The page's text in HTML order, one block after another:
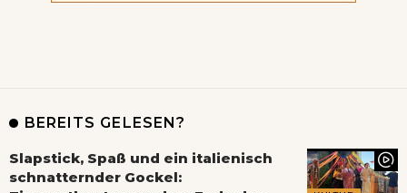
BEREITS GELESEN?
Slapstick, Spaß und ein italienisch
schnatternder Gockel: